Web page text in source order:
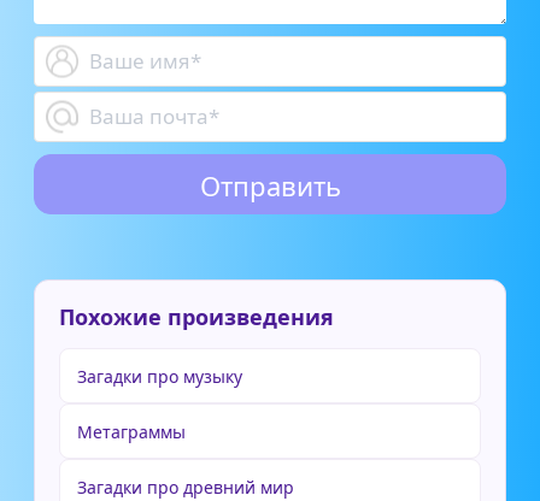
Похожие произведения
Загадки про музыку
Метаграммы
Загадки про древний мир